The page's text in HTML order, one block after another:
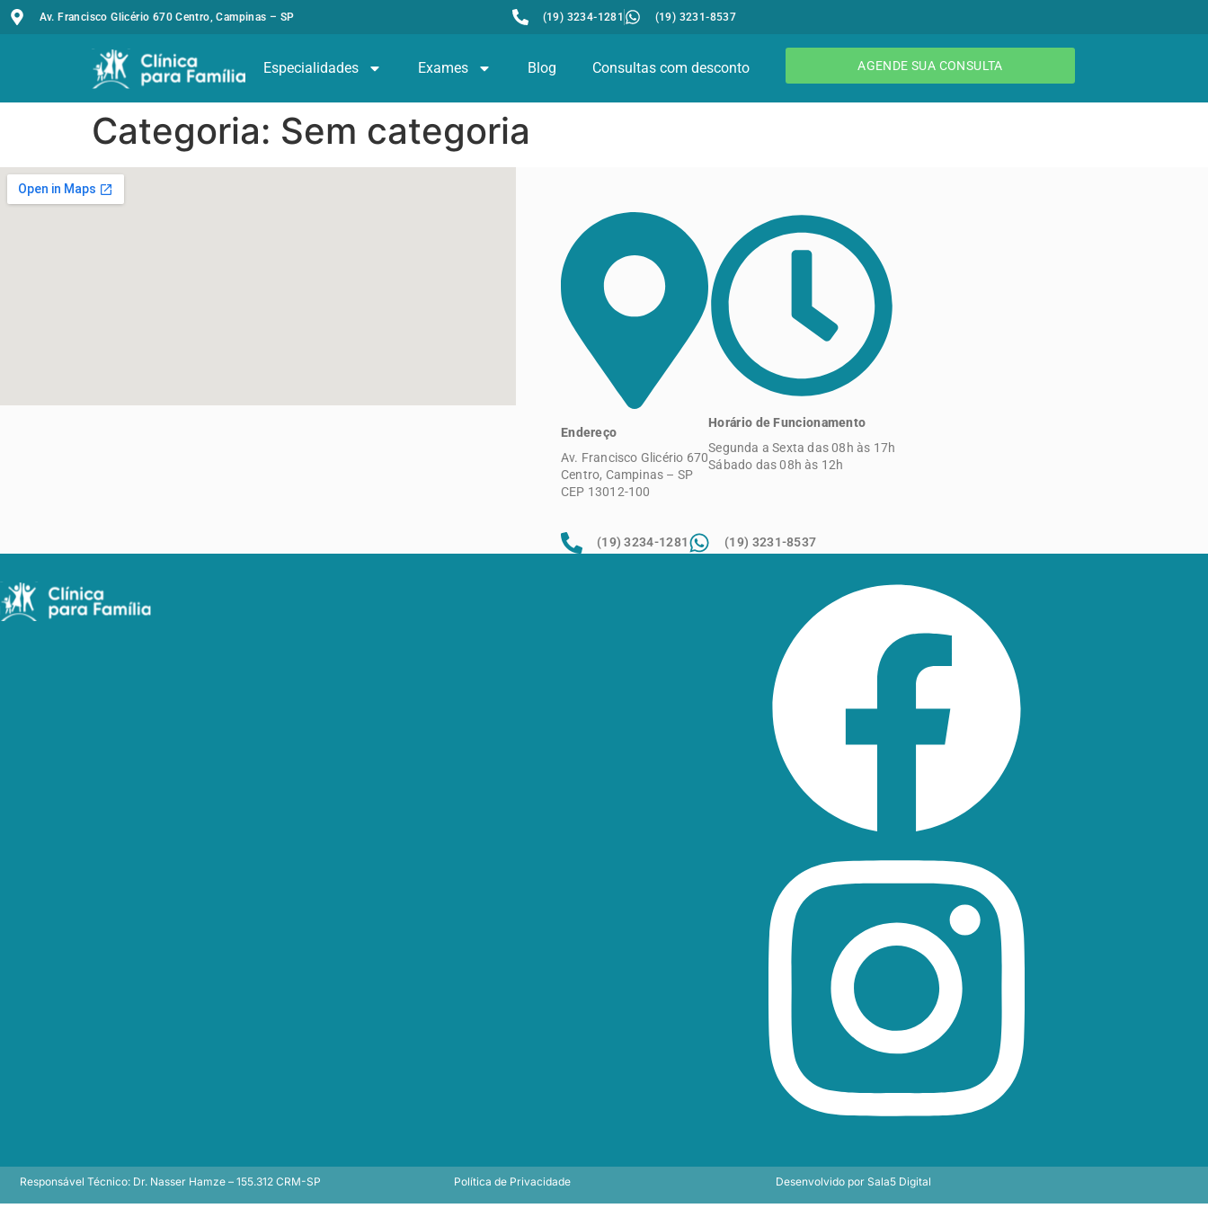
Av. Francisco Glicério 670 Centro, Campinas – SP (19) 3234-1281 (19) 3231-8537
Especialidades Exames Blog Consultas com desconto AGENDE SUA CONSULTA
Categoria: Sem categoria
Endereço
Av. Francisco Glicério 670
Centro, Campinas – SP
CEP 13012-100
Horário de Funcionamento
Segunda a Sexta das 08h às 17h
Sábado das 08h às 12h
(19) 3234-1281 (19) 3231-8537
Responsável Técnico: Dr. Nasser Hamze – 155.312 CRM-SP Política de Privacidade Desenvolvido por Sala5 Digital